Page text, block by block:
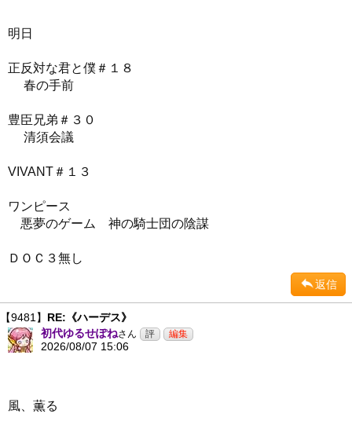
明日
正反対な君と僕＃１８
春の手前
豊臣兄弟＃３０
清須会議
VIVANT＃１３
ワンピース
悪夢のゲーム 神の騎士団の陰謀
ＤＯＣ３無し
返信
【9481】 RE:《ハーデス》
初代ゆるせぽねさん
2026/08/07 15:06
風、薫る